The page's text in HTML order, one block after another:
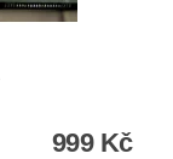
999 Kč